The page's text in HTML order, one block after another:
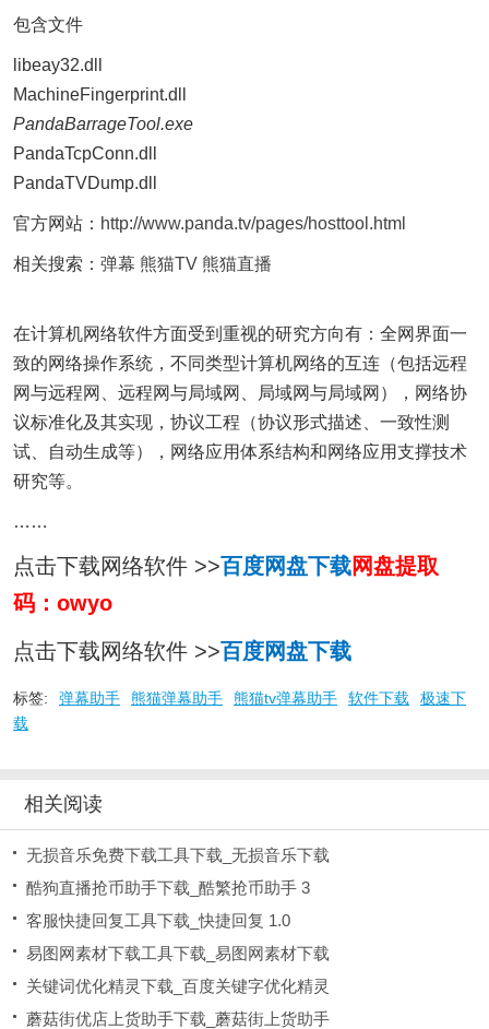
包含文件
libeay32.dll
MachineFingerprint.dll
PandaBarrageTool.exe
PandaTcpConn.dll
PandaTVDump.dll
官方网站： http://www.panda.tv/pages/hosttool.html
相关搜索： 弹幕 熊猫TV 熊猫直播
在计算机网络软件方面受到重视的研究方向有：全网界面一
致的网络操作系统，不同类型计算机网络的互连（包括远程
网与远程网、远程网与局域网、局域网与局域网），网络协
议标准化及其实现，协议工程（协议形式描述、一致性测
试、自动生成等），网络应用体系结构和网络应用支撑技术
研究等。
……
点击下载网络软件 >>百度网盘下载网盘提取
码：owyo
点击下载网络软件 >>百度网盘下载
标签: 弹幕助手 熊猫弹幕助手 熊猫tv弹幕助手 软件下载
极速下
载
相关阅读
无损音乐免费下载工具下载_无损音乐下载
酷狗直播抢币助手下载_酷繁抢币助手 3
客服快捷回复工具下载_快捷回复 1.0
易图网素材下载工具下载_易图网素材下载
关键词优化精灵下载_百度关键字优化精灵
蘑菇街优店上货助手下载_蘑菇街上货助手